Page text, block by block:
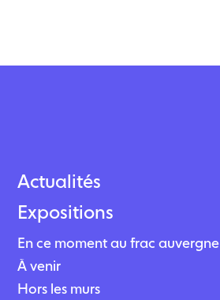
Actualités
Expositions
En ce moment au frac auvergne
À venir
Hors les murs